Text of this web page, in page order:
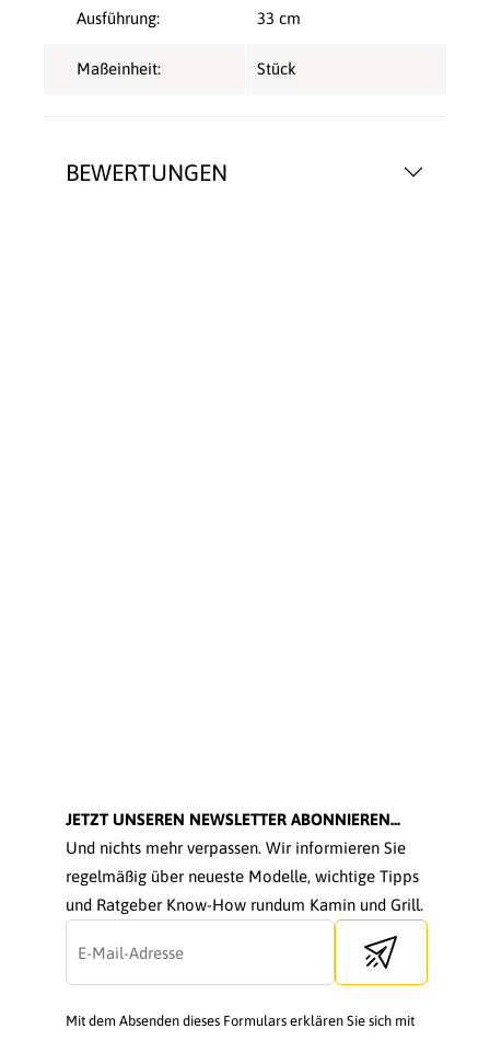
BEWERTUNGEN
Ausführung: 33 cm
Maßeinheit: Stück
JETZT UNSEREN NEWSLETTER ABONNIEREN...
Und nichts mehr verpassen. Wir informieren Sie
regelmäßig über neueste Modelle, wichtige Tipps
und Ratgeber Know-How rundum Kamin und Grill.
Send newsletter
Mit dem Absenden dieses Formulars erklären Sie sich mit